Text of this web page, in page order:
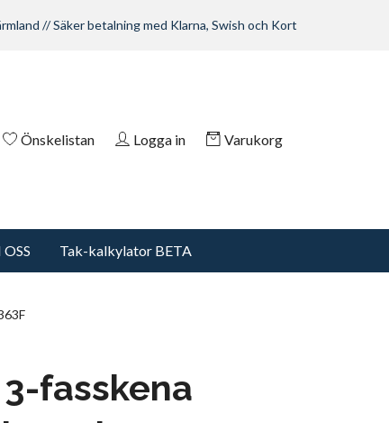
// Säker betalning med Klarna, Swish och Kort
Önskelistan Logga in Varukorg
Tak-kalkylator BETA
fasskena